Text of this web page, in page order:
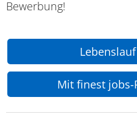
Bewerbung!
Mit finest